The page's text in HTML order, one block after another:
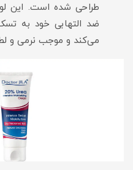
طراحی شده است. این
ضد التهابی خود به
می‌کند و موجب نرمی و